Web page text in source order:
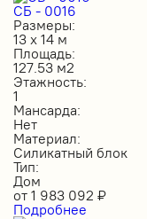
СБ - 0016
Размеры:
13 х 14 м
Площадь:
127.53 м2
Этажность:
1
Мансарда:
Нет
Материал:
Силикатный блок
Тип:
Дом
от 1 983 092 ₽
Подробнее